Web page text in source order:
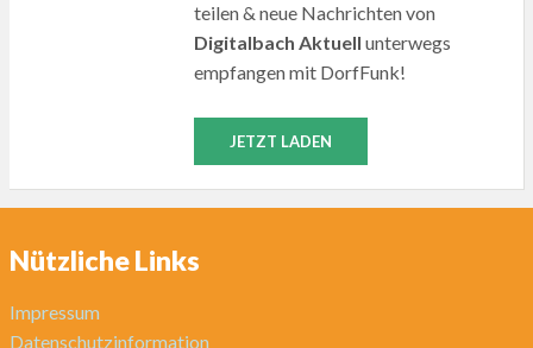
teilen & neue Nachrichten von
Digitalbach Aktuell unterwegs
empfangen mit DorfFunk!
JETZT LADEN
Nützliche Links
Impressum
Datenschutzinformation